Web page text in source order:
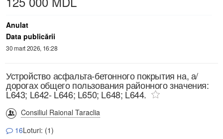
Anulat
Data publicării
30 mart 2026, 16:28
Устройство асфальта-бетонного покрытия на, а/
дорогах общего пользования районного значения:
L643; L642- L646; L650; L648; L644.
Consiliul Raional Taraclia
16Loturi: (1)